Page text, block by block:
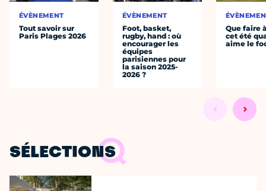
ÉVÈNEMENT
Tout savoir sur
Paris Plages 2026
ÉVÈNEMENT
Foot, basket,
rugby, hand : où
encourager les
équipes
parisiennes pour
la saison 2025-
2026 ?
Que faire
cet été
aime le
SÉLECTIONS